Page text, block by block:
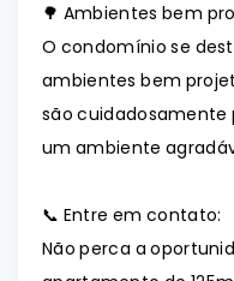
🌳 Ambientes bem
O condomínio se
ambientes bem
são cuidadosamente
um ambiente
📞 Entre em contato:
Não perca a